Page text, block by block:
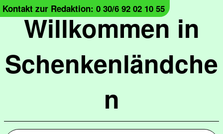
Willkommen in
Schenkenländche
n
Kontakt zur Redaktion: 0 30/6 92 02 10 55